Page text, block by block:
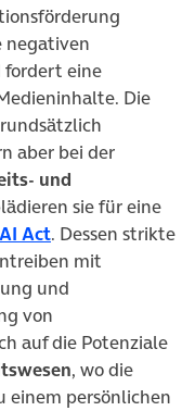
negativen
fordert eine
Die
aber bei der
und
sie für eine
AI Act(öffnet in neuem
. Dessen strikte
mit
und
von
auf die Potenziale
, wo die
einem persönlichen